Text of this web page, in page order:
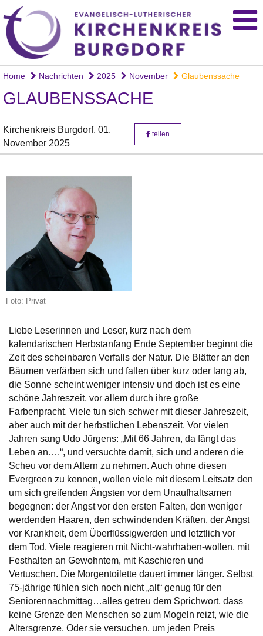
Home Nachrichten 2025 November Glaubenssache
GLAUBENSSACHE
Kirchenkreis Burgdorf, 01.
November 2025
teilen
Foto: Privat
Liebe Leserinnen und Leser, kurz nach dem
kalendarischen Herbstanfang Ende September beginnt die
Zeit des scheinbaren Verfalls der Natur. Die Blätter an den
Bäumen verfärben sich und fallen über kurz oder lang ab,
die Sonne scheint weniger intensiv und doch ist es eine
schöne Jahreszeit, vor allem durch ihre große
Farbenpracht. Viele tun sich schwer mit dieser Jahreszeit,
aber auch mit der herbstlichen Lebenszeit. Vor vielen
Jahren sang Udo Jürgens: „Mit 66 Jahren, da fängt das
Leben an….“, und versuchte damit, sich und anderen die
Scheu vor dem Altern zu nehmen. Auch ohne diesen
Evergreen zu kennen, wollen viele mit diesem Leitsatz den
um sich greifenden Ängsten vor dem Unaufhaltsamen
begegnen: der Angst vor den ersten Falten, den weniger
werdenden Haaren, den schwindenden Kräften, der Angst
vor Krankheit, dem Überflüssigwerden und letztlich vor
dem Tod. Viele reagieren mit Nicht-wahrhaben-wollen, mit
Festhalten an Gewohntem, mit Kaschieren und
Vertuschen. Die Morgentoilette dauert immer länger. Selbst
75-jährige fühlen sich noch nicht „alt“ genug für den
Seniorennachmittag…alles getreu dem Sprichwort, dass
keine Grenze den Menschen so zum Mogeln reizt, wie die
Altersgrenze. Oder sie versuchen, um jeden Preis